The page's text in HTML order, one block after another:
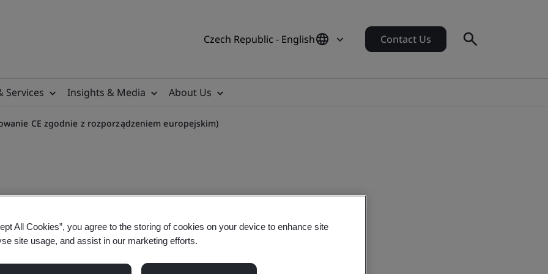
Czech Republic - English Contact Us
Services Insights & Media About Us
CE zgodnie z rozporządzeniem europejskim)
dla IVD - eLearning
europejskim
All Cookies”, you agree to the storing of cookies on your device to enhance site
site usage, and assist in our marketing efforts.